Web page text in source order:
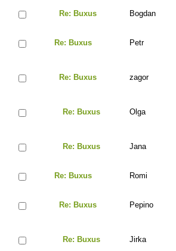
Re: Buxus Bogdan
Re: Buxus Petr
Re: Buxus zagor
Re: Buxus Olga
Re: Buxus Jana
Re: Buxus Romi
Re: Buxus Pepino
Re: Buxus Jirka